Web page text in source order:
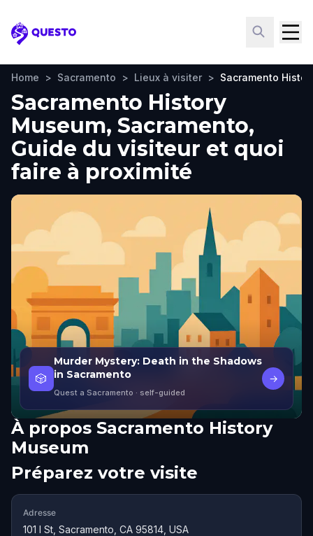
Questo
Home > Sacramento > Lieux à visiter > Sacramento
Sacramento History
Museum, Sacramento,
Guide du visiteur et quoi
faire à proximité
🎲
Murder Mystery: Death in the Shadows
in Sacramento
Quest a Sacramento · self-guided
→
À propos Sacramento History
Museum
Préparez votre visite
Adresse
101 I St, Sacramento, CA 95814, USA